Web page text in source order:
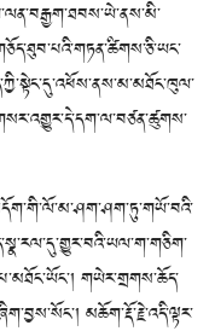
གཡེར་གྲགས་ཆོད་
མཆོག་རྡོ་རྗེ་འདི་ལྟར་